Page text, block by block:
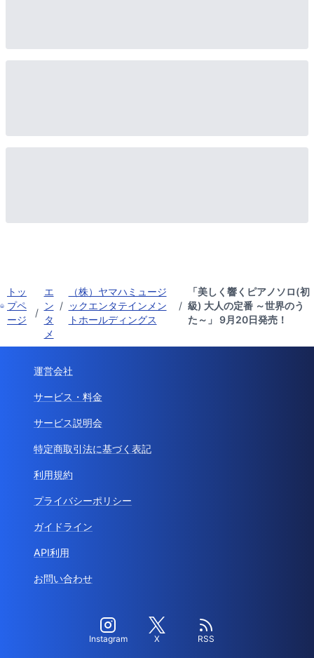
トッ
プペ
ージ
/
エ
ン
タ
メ
/
（株）ヤマハミュージ
ックエンタテインメン
トホールディングス
/
「美しく響くピアノソロ(初
級) 大人の定番 ～世界のう
た～」 9月20日発売！
運営会社
サービス・料金
サービス説明会
特定商取引法に基づく表記
利用規約
プライバシーポリシー
ガイドライン
API利用
お問い合わせ
Instagram X RSS